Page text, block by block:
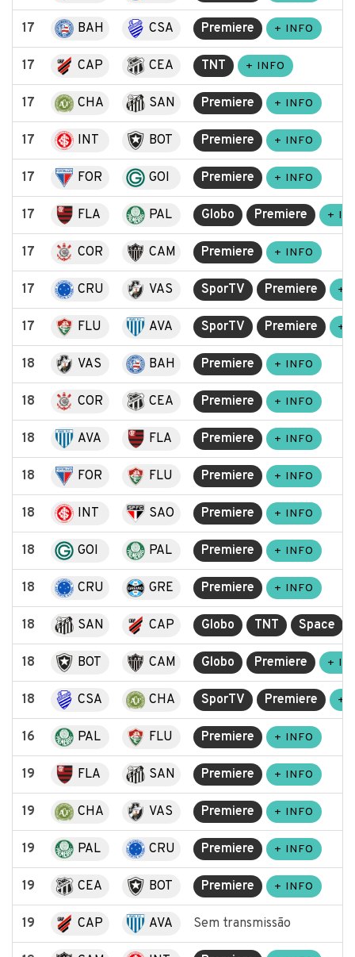
17 BAH CSA Premiere + INFO
17 CAP CEA TNT + INFO
17 CHA SAN Premiere + INFO
17 INT BOT Premiere + INFO
17 FOR GOI Premiere + INFO
17 FLA PAL Globo Premiere +
17 COR CAM Premiere + INFO
17 CRU VAS SporTV Premiere +
17 FLU AVA SporTV Premiere +
18 VAS BAH Premiere + INFO
18 COR CEA Premiere + INFO
18 AVA FLA Premiere + INFO
18 FOR FLU Premiere + INFO
18 INT SAO Premiere + INFO
18 GOI PAL Premiere + INFO
18 CRU GRE Premiere + INFO
18 SAN CAP Globo TNT Space
18 BOT CAM Globo Premiere +
18 CSA CHA SporTV Premiere +
16 PAL FLU Premiere + INFO
19 FLA SAN Premiere + INFO
19 CHA VAS Premiere + INFO
19 PAL CRU Premiere + INFO
19 CEA BOT Premiere + INFO
19 CAP AVA Sem transmissão